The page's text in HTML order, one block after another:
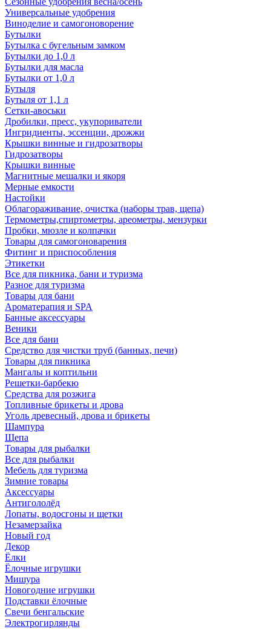
Универсальные удобрения
Виноделие и самогоноворение
Бутылки
Бутылка с бугельным замком
Бутылки до 1,0 л
Бутылки для масла
Бутылки от 1,0 л
Бутыля
Бутыля от 1,1 л
Сетки-авоськи
Дробилки, пресс, укупориватели
Ингридиенты, эссенции, дрожжи
Крышки винные и гидрозатворы
Гидрозатворы
Крышки винные
Магнитные мешалки и якоря
Мерные емкости
Настойки
Облагораживание, очистка (наборы трав, щепа)
Термометры,спиртометры, ареометры, мензурки
Пробки, мюзле и колпачки
Товары для самогоноварения
Фитинг и приспособления
Этикетки
Все для пикника, бани и туризма
Разное для туризма
Товары для бани
Ароматерапия и SPA
Банные аксессуары
Веники
Все для бани
Средство для чистки труб (банных, печи)
Товары для пикника
Мангалы и коптильни
Решетки-барбекю
Средства для розжига
Топливные брикеты и дрова
Уголь древесный, дрова и брикеты
Шампура
Щепа
Товары для рыбалки
Все для рыбалки
Мебель для туризма
Зимние товары
Аксессуары
Антигололёд
Лопаты, водосгоны и щетки
Незамерзайка
Новый год
Декор
Ёлки
Ёлочные игрушки
Мишура
Новогодние игрушки
Подставки ёлочные
Свечи бенгальские
Электрогирлянды